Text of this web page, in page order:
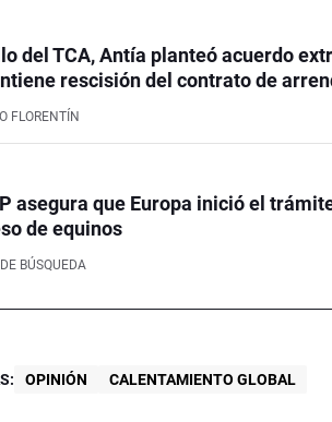
del TCA, Antía planteó acuerdo
rescisión del contrato de
FLORENTÍN
asegura que Europa inició el
de equinos
BÚSQUEDA
OPINIÓN CALENTAMIENTO GLOBAL